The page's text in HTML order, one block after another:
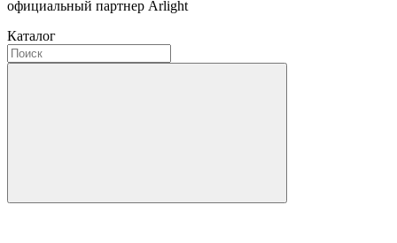
официальный партнер Arlight
Каталог